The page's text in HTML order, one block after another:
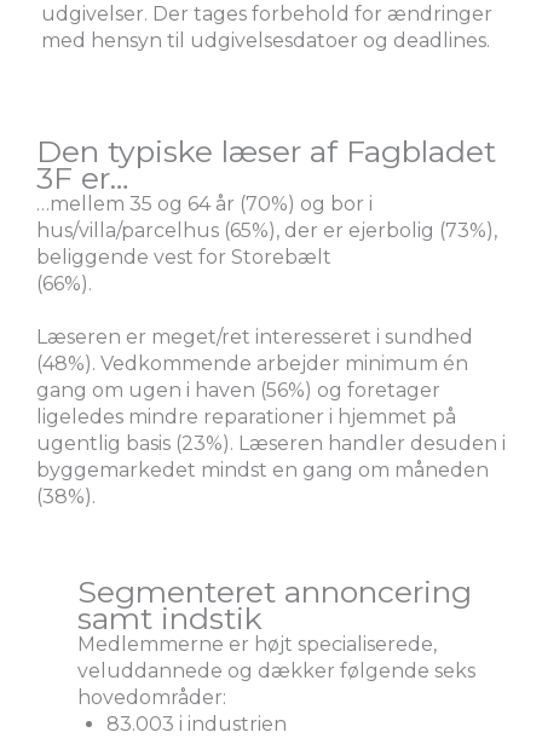
udgivelser. Der tages forbehold for ændringer
med hensyn til udgivelsesdatoer og deadlines.
Den typiske læser af Fagbladet
3F er…
…mellem 35 og 64 år (70%) og bor i
hus/villa/parcelhus (65%), der er ejerbolig (73%),
beliggende vest for Storebælt
(66%).
Læseren er meget/ret interesseret i sundhed
(48%). Vedkommende arbejder minimum én
gang om ugen i haven (56%) og foretager
ligeledes mindre reparationer i hjemmet på
ugentlig basis (23%). Læseren handler desuden i
byggemarkedet mindst en gang om måneden
(38%).
Segmenteret annoncering
samt indstik
Medlemmerne er højt specialiserede,
veluddannede og dækker følgende seks
hovedområder:
83.003 i industrien